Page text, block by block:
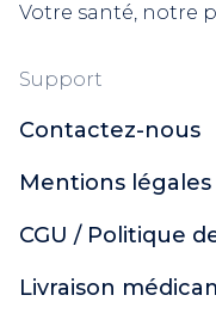
Votre santé, notre
Support
Contactez-nous
Mentions légales
CGU / Politique
Livraison